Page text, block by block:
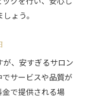
ょう。
、安すぎるサロン
サービスや品質が
で提供される場